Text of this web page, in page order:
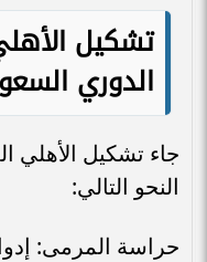
تشكيل
الدوري
جاء تشكيل الأهلي
النحو التالي:
حراسة المرمى: